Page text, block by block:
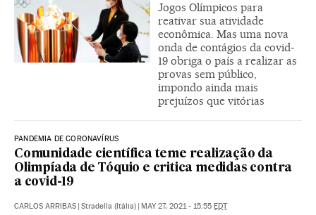
Jogos Olímpicos para
reativar sua atividade
econômica. Mas uma nova
onda de contágios da covid-
19 obriga o país a realizar as
provas sem público,
impondo ainda mais
prejuízos que vitórias
PANDEMIA DE CORONAVÍRUS
Comunidade científica teme realização da
Olimpíada de Tóquio e critica medidas contra
a covid-19
CARLOS ARRIBAS | Stradella (Itália) | MAY 27, 2021 - 15:55 EDT